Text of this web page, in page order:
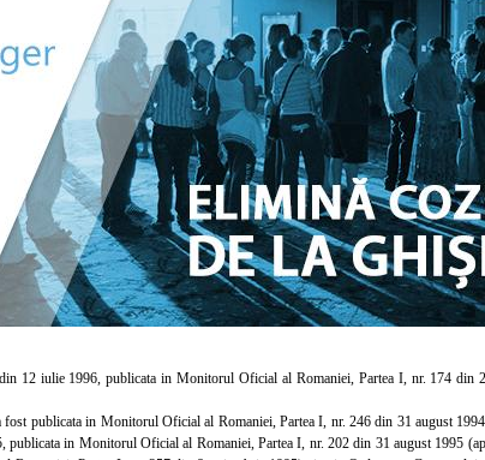
12 iulie 1996, publicata in Monitorul Oficial al Romaniei, Partea I, nr. 174 din
publicata in Monitorul Oficial al Romaniei, Partea I, nr. 246 din 31 august
in Monitorul Oficial al Romaniei, Partea I, nr. 202 din 31 august 1995